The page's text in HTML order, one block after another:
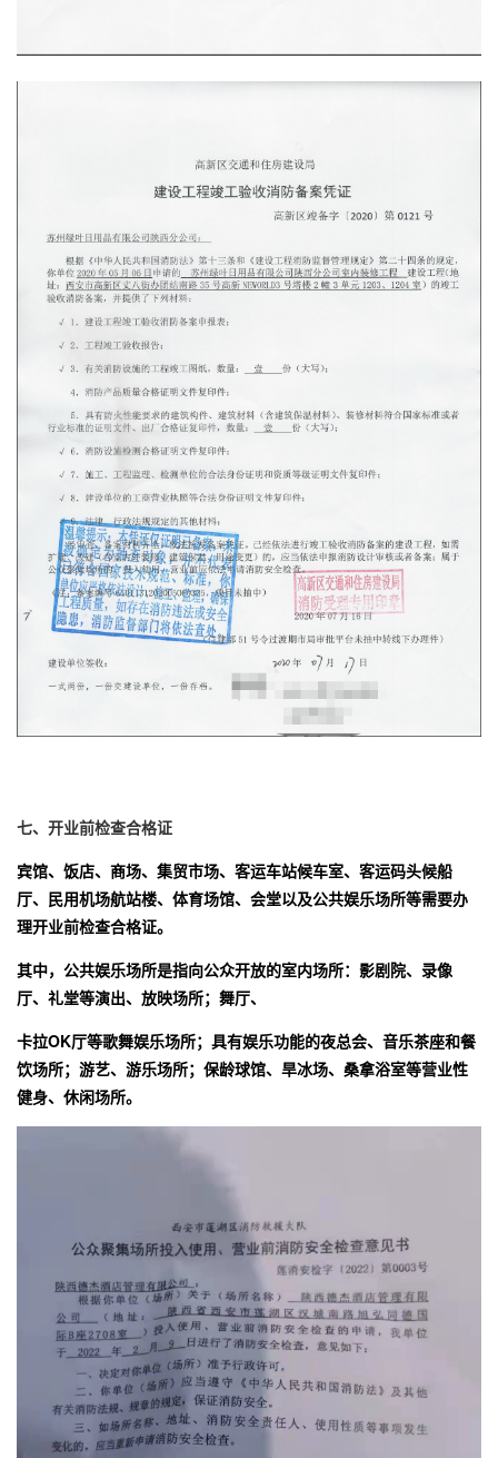
七、开业前检查合格证
宾馆、饭店、商场、集贸市场、客运车站候车室、客运码头候船
厅、民用机场航站楼、体育场馆、会堂以及公共娱乐场所等需要办
理开业前检查合格证。
其中，公共娱乐场所是指向公众开放的室内场所：影剧院、录像
厅、礼堂等演出、放映场所；舞厅、
卡拉OK厅等歌舞娱乐场所；具有娱乐功能的夜总会、音乐茶座和餐
饮场所；游艺、游乐场所；保龄球馆、 旱冰场、桑拿浴室等营业性
健身、休闲场所。